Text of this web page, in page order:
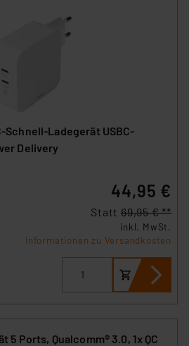
Schnell-Ladegerät USBC-
Delivery
44,95 €
Statt 69,95 € **
inkl. MwSt.
Informationen zu Versandkosten
5 Ports, Qualcomm® 3.0, 1x QC